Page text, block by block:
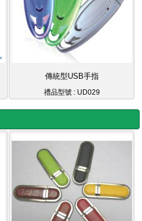
傳統型USB手指
禮品型號 : UD029